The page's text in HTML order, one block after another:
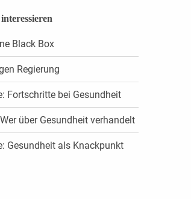
Black Box
Regierung
Fortschritte bei Gesundheit
über Gesundheit verhandelt
Gesundheit als Knackpunkt